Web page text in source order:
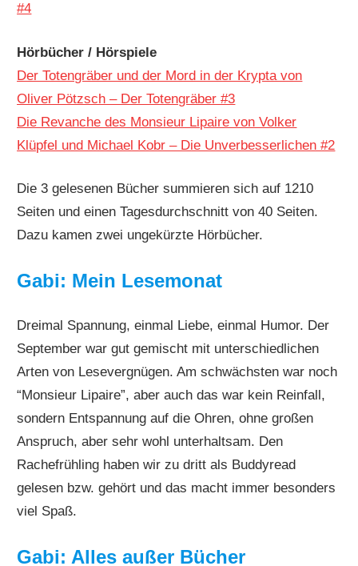
#4
Hörbücher / Hörspiele
Der Totengräber und der Mord in der Krypta von
Oliver Pötzsch – Der Totengräber #3
Die Revanche des Monsieur Lipaire von Volker
Klüpfel und Michael Kobr – Die Unverbesserlichen #2
Die 3 gelesenen Bücher summieren sich auf 1210
Seiten und einen Tagesdurchschnitt von 40 Seiten.
Dazu kamen zwei ungekürzte Hörbücher.
Gabi: Mein Lesemonat
Dreimal Spannung, einmal Liebe, einmal Humor. Der
September war gut gemischt mit unterschiedlichen
Arten von Lesevergnügen. Am schwächsten war noch
“Monsieur Lipaire”, aber auch das war kein Reinfall,
sondern Entspannung auf die Ohren, ohne großen
Anspruch, aber sehr wohl unterhaltsam. Den
Rachefrühling haben wir zu dritt als Buddyread
gelesen bzw. gehört und das macht immer besonders
viel Spaß.
Gabi: Alles außer Bücher